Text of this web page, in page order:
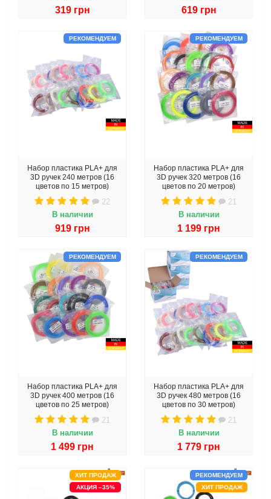
319 грн 619 грн
РЕКОМЕНДУЕМ
Набор пластика PLA+ для
3D ручек 240 метров (16
цветов по 15 метров)
22
В наличии
919 грн
РЕКОМЕНДУЕМ
Набор пластика PLA+ для
3D ручек 320 метров (16
цветов по 20 метров)
21
В наличии
1 199 грн
РЕКОМЕНДУЕМ
Набор пластика PLA+ для
3D ручек 400 метров (16
цветов по 25 метров)
21
В наличии
1 499 грн
РЕКОМЕНДУЕМ
Набор пластика PLA+ для
3D ручек 480 метров (16
цветов по 30 метров)
21
В наличии
1 779 грн
ХИТ ПРОДАЖ
АКЦИЯ –35%
РЕКОМЕНДУЕМ
ХИТ ПРОДАЖ